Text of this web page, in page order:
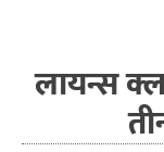
लायन्स